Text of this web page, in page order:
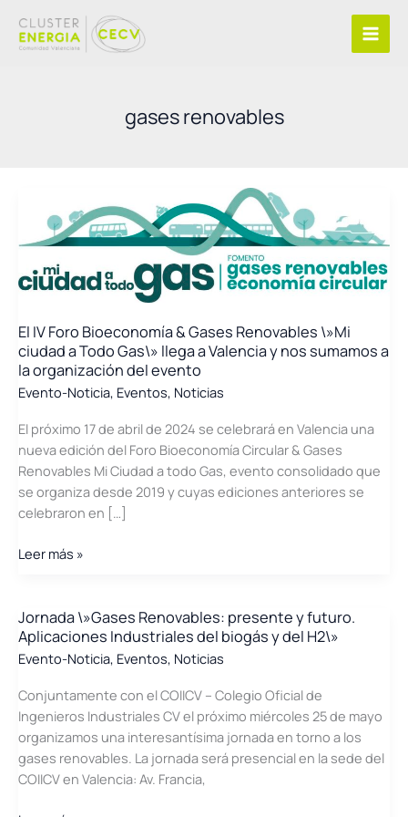
contenido
gases renovables
El IV Foro Bioeconomía & Gases Renovables \»Mi
ciudad a Todo Gas\» llega a Valencia y nos sumamos a
la organización del evento
Evento-Noticia, Eventos, Noticias
El próximo 17 de abril de 2024 se celebrará en Valencia una
nueva edición del Foro Bioeconomía Circular & Gases
Renovables Mi Ciudad a todo Gas, evento consolidado que
se organiza desde 2019 y cuyas ediciones anteriores se
celebraron en […]
El
Bioeconomía
&
Gases
\»Mi
ciudad
a
Todo
Gas\»
Leer más »
Jornada \»Gases Renovables: presente y futuro.
Aplicaciones Industriales del biogás y del H2\»
Evento-Noticia, Eventos, Noticias
Conjuntamente con el COIICV – Colegio Oficial de
Ingenieros Industriales CV el próximo miércoles 25 de mayo
organizamos una interesantísima jornada en torno a los
gases renovables. La jornada será presencial en la sede del
COIICV en Valencia: Av. Francia,